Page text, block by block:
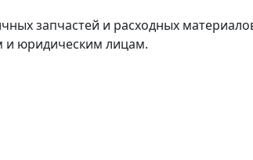
запчастей и расходных
и юридическим лицам.